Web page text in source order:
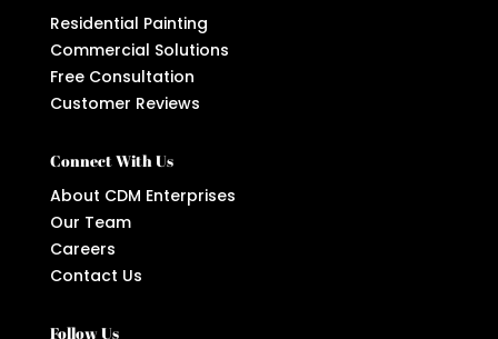
Residential Painting
Commercial Solutions
Free Consultation
Customer Reviews
Connect With Us
About CDM Enterprises
Our Team
Careers
Contact Us
Follow Us